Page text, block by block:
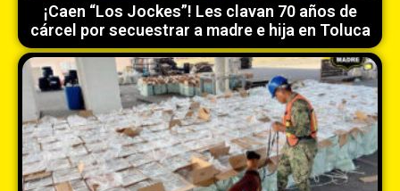
¡Caen “Los Jockes”! Les clavan 70 años de
cárcel por secuestrar a madre e hija en Toluca